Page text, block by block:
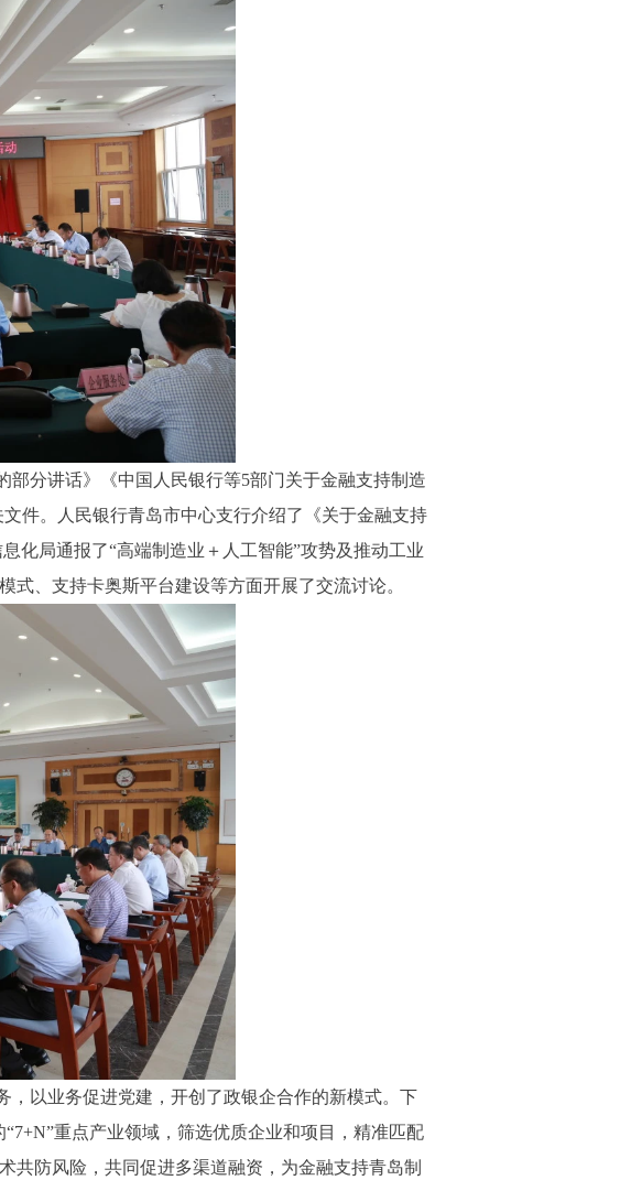
分讲话》《中国人民银行等5部门关于金融支持制造
件。人民银行青岛市中心支行介绍了《关于金融支持
化局通报了“高端制造业＋人工智能”攻势及推动工业
、支持卡奥斯平台建设等方面开展了交流讨论。
以业务促进党建，开创了政银企合作的新模式。下
重点产业领域，筛选优质企业和项目，精准匹配
共防风险，共同促进多渠道融资，为金融支持青岛制